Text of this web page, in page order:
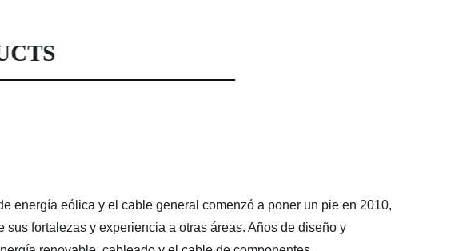
energía eólica y el cable general comenzó a poner un pie en 2010,
fortalezas y experiencia a otras áreas. Años de diseño y